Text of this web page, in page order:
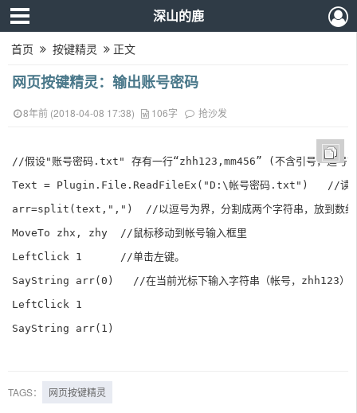
深山的鹿
首页 按键精灵 正文
网页按键精灵：输出账号密码
8年前 (2018-04-08 17:38) 106字 抢沙发
//假设"账号密码.txt" 存有一行“zhh123,mm456” (不含引号，逗号前
Text = Plugin.File.ReadFileEx("D:\帐号密码.txt")   //读取
arr=split(text,",")  //以逗号为界，分割成两个字符串，放到数组
MoveTo zhx, zhy  //鼠标移动到帐号输入框里
LeftClick 1      //单击左键。
SayString arr(0)   //在当前光标下输入字符串（帐号，zhh123）。
LeftClick 1
SayString arr(1)
TAGS： 网页按键精灵